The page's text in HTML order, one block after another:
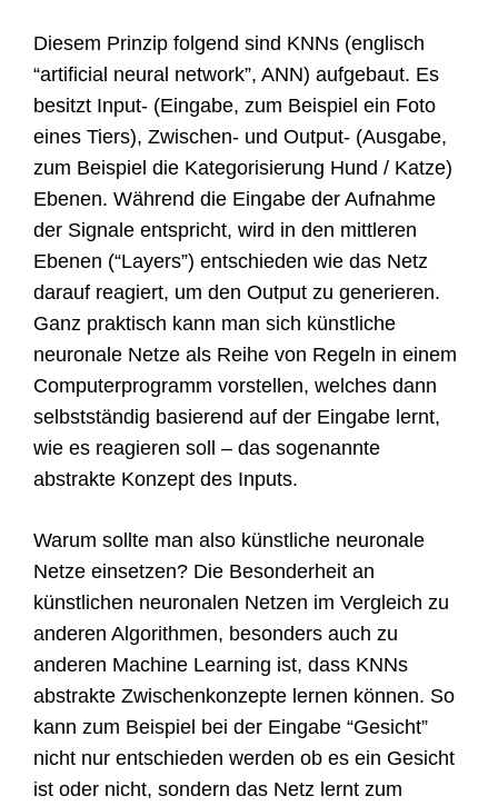
Diesem Prinzip folgend sind KNNs (englisch
“artificial neural network”, ANN) aufgebaut. Es
besitzt Input- (Eingabe, zum Beispiel ein Foto
eines Tiers), Zwischen- und Output- (Ausgabe,
zum Beispiel die Kategorisierung Hund / Katze)
Ebenen. Während die Eingabe der Aufnahme
der Signale entspricht, wird in den mittleren
Ebenen (“Layers”) entschieden wie das Netz
darauf reagiert, um den Output zu generieren.
Ganz praktisch kann man sich künstliche
neuronale Netze als Reihe von Regeln in einem
Computerprogramm vorstellen, welches dann
selbstständig basierend auf der Eingabe lernt,
wie es reagieren soll – das sogenannte
abstrakte Konzept des Inputs.
Warum sollte man also künstliche neuronale
Netze einsetzen? Die Besonderheit an
künstlichen neuronalen Netzen im Vergleich zu
anderen Algorithmen, besonders auch zu
anderen Machine Learning ist, dass KNNs
abstrakte Zwischenkonzepte lernen können. So
kann zum Beispiel bei der Eingabe “Gesicht”
nicht nur entschieden werden ob es ein Gesicht
ist oder nicht, sondern das Netz lernt zum